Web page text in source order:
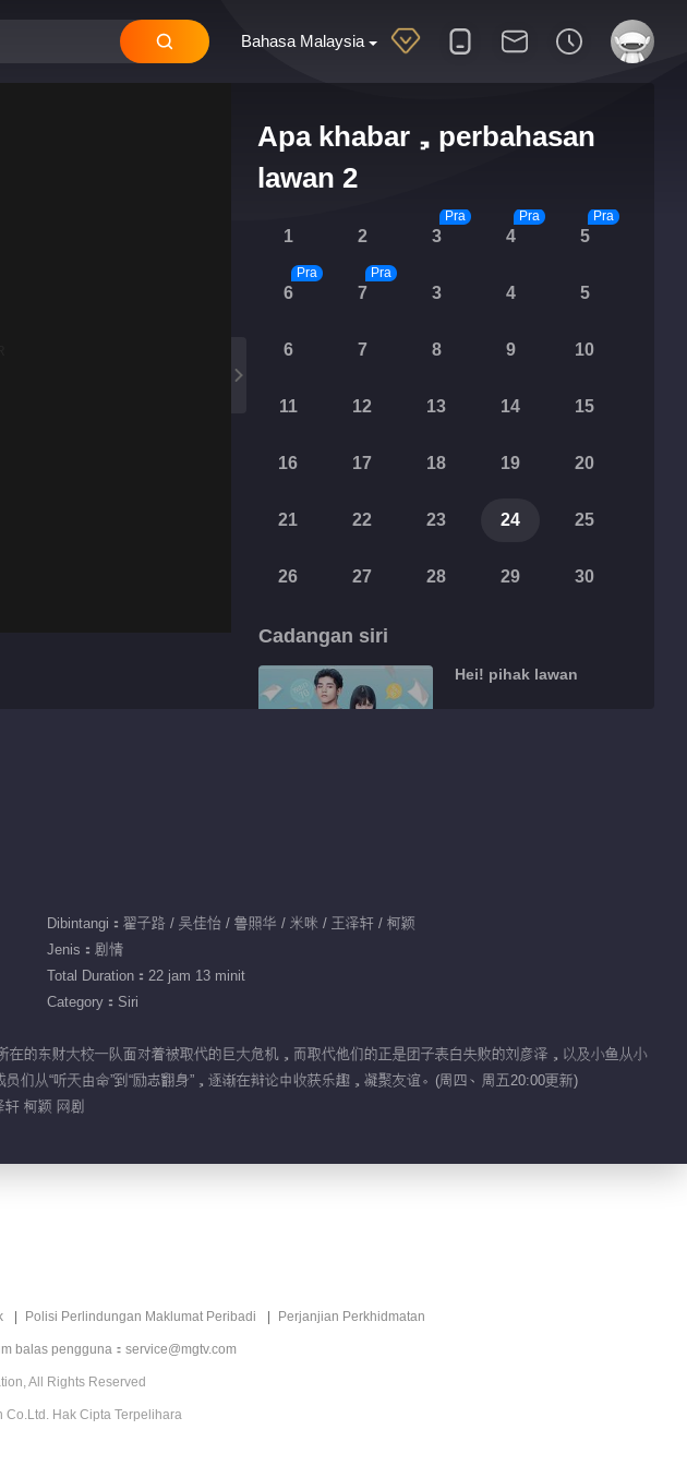
Bahasa Malaysia
Apa khabar，perbahasan
lawan 2
1 2 3
Pra
4
Pra
5
Pra
6
Pra
7
Pra
3 4 5
6 7 8 9 10
11 12 13 14 15
16 17 18 19 20
21 22 23 24 25
26 27 28 29 30
Cadangan siri
Hei! pihak lawan
心疼一波~南北装病想
逃避上场
Dibintangi：翟子路 / 吴佳怡 / 鲁照华 / 米咪 / 王泽轩 / 柯颖
Jenis：剧情
Total Duration：22 jam 13 minit
Category：Siri
的东财大校一队面对着被取代的巨大危机，而取代他们的正是团子表白失败的刘彦泽，以及小鱼从小
从“听天由命”到“励志翻身”，逐渐在辩论中收获乐趣，凝聚友谊。(周四、周五20:00更新)
柯颖 网剧
Polisi Perlindungan Maklumat Peribadi Perjanjian Perkhidmatan
balas pengguna：service@mgtv.com
All Rights Reserved
Co.Ltd. Hak Cipta Terpelihara